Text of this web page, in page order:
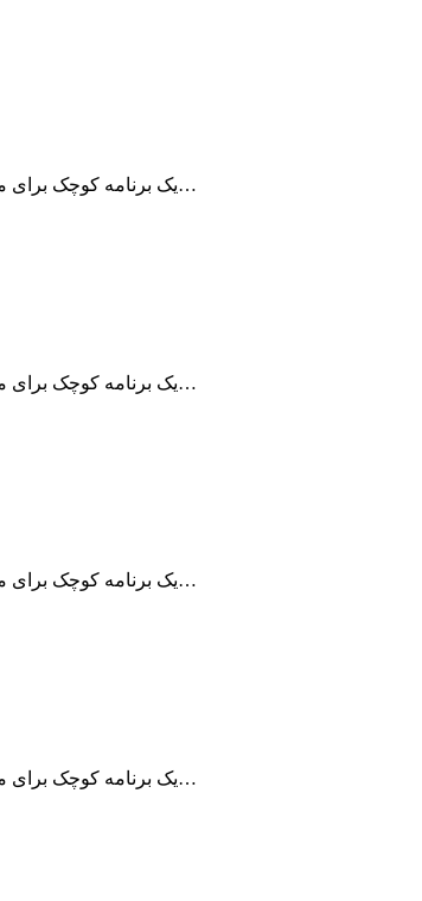
برنامه Remote Desktop Manager یک برنامه کوچک برای مدیریت ارتباطات از راه دور می…
برنامه Remote Desktop Manager یک برنامه کوچک برای مدیریت ارتباطات از راه دور می…
برنامه Remote Desktop Manager یک برنامه کوچک برای مدیریت ارتباطات از راه دور می…
برنامه Remote Desktop Manager یک برنامه کوچک برای مدیریت ارتباطات از راه دور می…